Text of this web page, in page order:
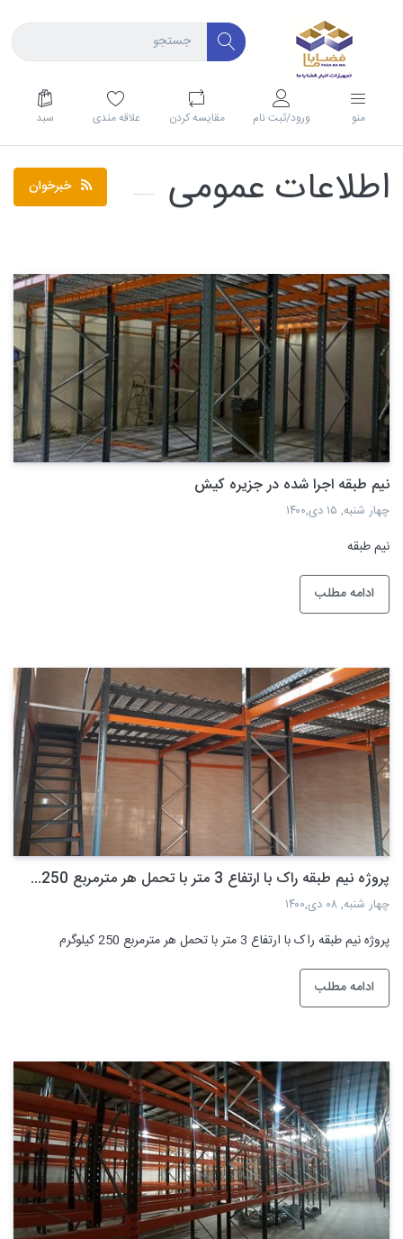
منو ورود/ثبت نام مقايسه كردن علاقه مندی سبد
اطلاعات عمومی خبرخوان
نیم طبقه اجرا شده در جزیره کیش
چهار شنبه, ۱۵ دی,۱۴۰۰
نیم طبقه
ادامه مطلب
پروژه نیم طبقه راک با ارتفاع 3 متر با تحمل هر مترمربع 250...
چهار شنبه, ۰۸ دی,۱۴۰۰
پروژه نیم طبقه راک با ارتفاع 3 متر با تحمل هر مترمربع 250 کیلوگرم
ادامه مطلب